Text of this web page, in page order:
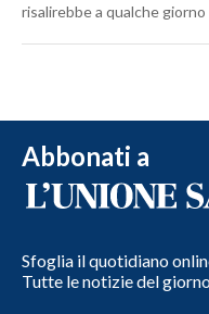
risalirebbe a qualche giorno
Abbonati a
Sfoglia il quotidiano
Tutte le notizie del